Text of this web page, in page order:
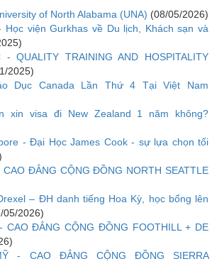
of North Alabama (UNA) (08/05/2026)
Học viện Gurkhas về Du lịch, Khách sạn và
QUALITY TRAINING AND HOSPITALITY
2025)
Dục Canada Lần Thứ 4 Tại Việt Nam
xin visa đi New Zealand 1 năm không?
- Đại Học James Cook - sự lựa chọn tối
CAO ĐẲNG CỘNG ĐỒNG NORTH SEATTLE
– ĐH danh tiếng Hoa Kỳ, học bổng lên
05/2026)
CAO ĐẲNG CỘNG ĐỒNG FOOTHILL + DE
- CAO ĐẲNG CỘNG ĐỒNG SIERRA